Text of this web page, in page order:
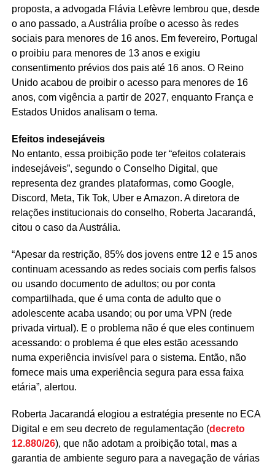
proposta, a advogada Flávia Lefèvre lembrou que, desde
o ano passado, a Austrália proíbe o acesso às redes
sociais para menores de 16 anos. Em fevereiro, Portugal
o proibiu para menores de 13 anos e exigiu
consentimento prévios dos pais até 16 anos. O Reino
Unido acabou de proibir o acesso para menores de 16
anos, com vigência a partir de 2027, enquanto França e
Estados Unidos analisam o tema.
Efeitos indesejáveis
No entanto, essa proibição pode ter “efeitos colaterais
indesejáveis”, segundo o Conselho Digital, que
representa dez grandes plataformas, como Google,
Discord, Meta, Tik Tok, Uber e Amazon. A diretora de
relações institucionais do conselho, Roberta Jacarandá,
citou o caso da Austrália.
“Apesar da restrição, 85% dos jovens entre 12 e 15 anos
continuam acessando as redes sociais com perfis falsos
ou usando documento de adultos; ou por conta
compartilhada, que é uma conta de adulto que o
adolescente acaba usando; ou por uma VPN (rede
privada virtual). E o problema não é que eles continuem
acessando: o problema é que eles estão acessando
numa experiência invisível para o sistema. Então, não
fornece mais uma experiência segura para essa faixa
etária”, alertou.
Roberta Jacarandá elogiou a estratégia presente no ECA
Digital e em seu decreto de regulamentação (decreto
12.880/26), que não adotam a proibição total, mas a
garantia de ambiente seguro para a navegação de várias